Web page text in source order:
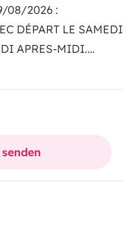
08/2026 :
DÉPART LE SAMEDI
APRES-MIDI.
Nord si vous
environ 1h30 si vous
savoir : Je viendrais
ou l'autre de ces
18H00SAM :